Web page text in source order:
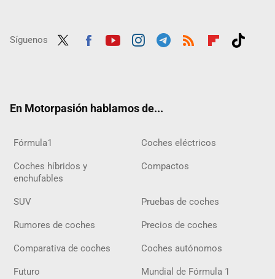
Síguenos
En Motorpasión hablamos de...
Fórmula1 Coches eléctricos
Coches híbridos y
enchufables
Compactos
SUV Pruebas de coches
Rumores de coches Precios de coches
Comparativa de coches Coches autónomos
Futuro Mundial de Fórmula 1